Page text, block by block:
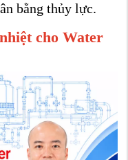
bằng thủy lực.
cho Water